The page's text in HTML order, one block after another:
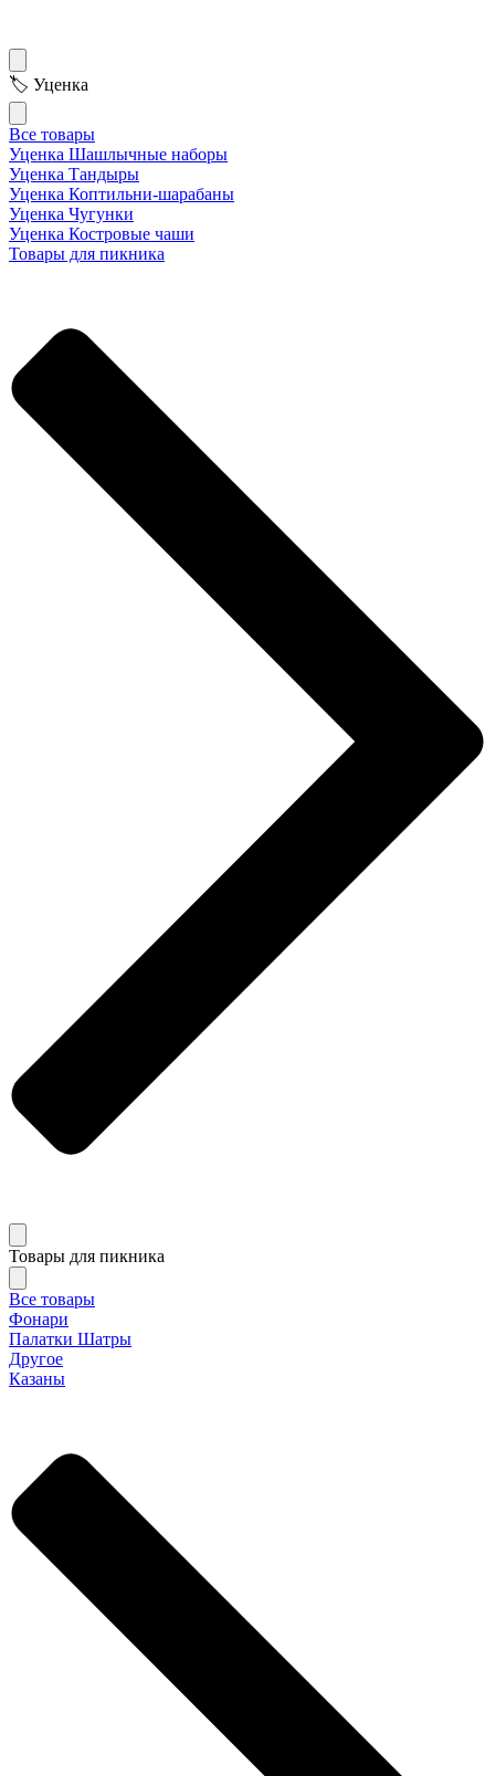
🏷 Уценка
Все товары
Уценка Шашлычные наборы
Уценка Тандыры
Уценка Коптильни-шарабаны
Уценка Чугунки
Уценка Костровые чаши
Товары для пикника
Товары для пикника
Все товары
Фонари
Палатки Шатры
Другое
Казаны